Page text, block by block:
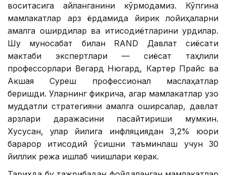
воситасига айланганини кўрмоқдамиз. Кўпгина
мамлакатлар қарз ёрдамида йирик лойиҳаларни
амалга оширдилар ва иқтисодиётларини қурдилар.
Шу муносабат билан RAND Давлат сиёсати
мактаби экспертлари — сиёсат таҳлили
профессорлари Вегард Нюгард, Картер Прайс ва
Акшая Суреш профессионал маслаҳатлар
беришди. Уларнинг фикрича, агар мамлакатлар узоқ
муддатли стратегияни амалга оширсалар, давлат
қарзлари даражасини пасайтириши мумкин.
Хусусан, улар йилига инфляциядан 3,2% юқори
барқарор иқтисодий ўсишни таъминлаш учун 30
йиллик режа ишлаб чиқишлари керак.